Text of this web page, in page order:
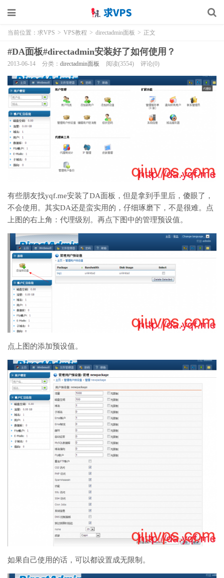
当前位置： 求VPS > VPS教程 > directadmin面板 > 正文
#DA面板#directadmin安装好了如何使用？
2013-06-14 分类： directadmin面板 阅读(3554) 评论(0)
有些朋友找yqf.me安装了DA面板，但是拿到手里后，傻眼了，
不会使用。其实DA还是蛮实用的，仔细琢磨下，不是很难。点
上图的右上角：代理级别。再点下图中的管理预设值。
点上图的添加预设值。
如果自己使用的话，可以都设置成无限制。